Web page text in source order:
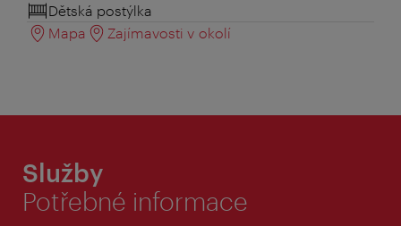
Dětská postýlka
Mapa
Zajímavosti v okolí
Služby
Potřebné informace